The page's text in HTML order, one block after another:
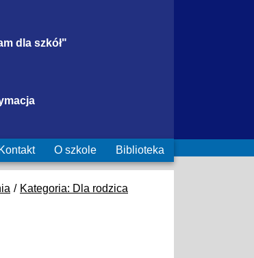
dla szkół"
Kontakt O szkole Biblioteka
Kategoria: Dla rodzica